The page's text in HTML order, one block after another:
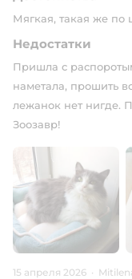
Мягкая, такая же по
Недостатки
Пришла с
наметала, прошить
лежанок нет нигде.
Зоозавр!
15 апреля 2026 ·